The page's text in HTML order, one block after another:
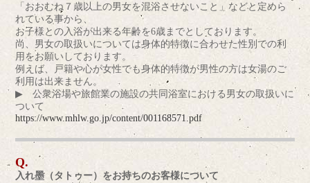
「おおむね７歳以上の男女を混浴させないこと」などと定めら
れている事から、
お子様との入浴が出来る年齢を6歳までとしております。
尚、男女の取扱いについては身体的特徴に合わせた性別での利
用をお願いしております。
例えば、戸籍や心が女性でも身体的特徴が男性の方は女湯のご
利用は出来ません。
▶ 公衆浴場や旅館業の施設の共同浴室における男女の取扱いに
ついて
https://www.mhlw.go.jp/content/001168571.pdf
入れ墨（タトゥー）をお持ちのお客様について